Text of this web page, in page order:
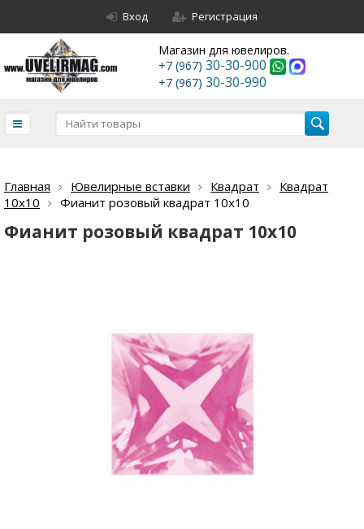
Вход Регистрация
Магазин для ювелиров.
+7 (967) 30-30-900
+7 (967) 30-30-990
Главная Ювелирные вставки Квадрат
Квадрат
10х10
Фианит розовый квадрат 10х10
Фианит розовый квадрат 10х10